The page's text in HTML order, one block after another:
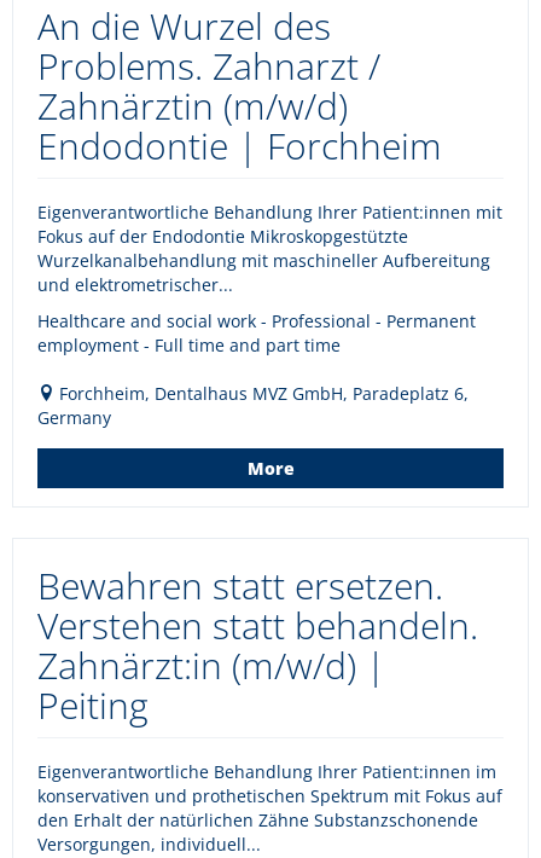
An die Wurzel des
Problems. Zahnarzt /
Zahnärztin (m/w/d)
Endodontie | Forchheim
Eigenverantwortliche Behandlung Ihrer Patient:innen mit
Fokus auf der Endodontie Mikroskopgestützte
Wurzelkanalbehandlung mit maschineller Aufbereitung
und elektrometrischer...
Healthcare and social work - Professional - Permanent
employment - Full time and part time
Forchheim, Dentalhaus MVZ GmbH, Paradeplatz 6,
Germany
More
Bewahren statt ersetzen.
Verstehen statt behandeln.
Zahnärzt:in (m/w/d) |
Peiting
Eigenverantwortliche Behandlung Ihrer Patient:innen im
konservativen und prothetischen Spektrum mit Fokus auf
den Erhalt der natürlichen Zähne Substanzschonende
Versorgungen, individuell...